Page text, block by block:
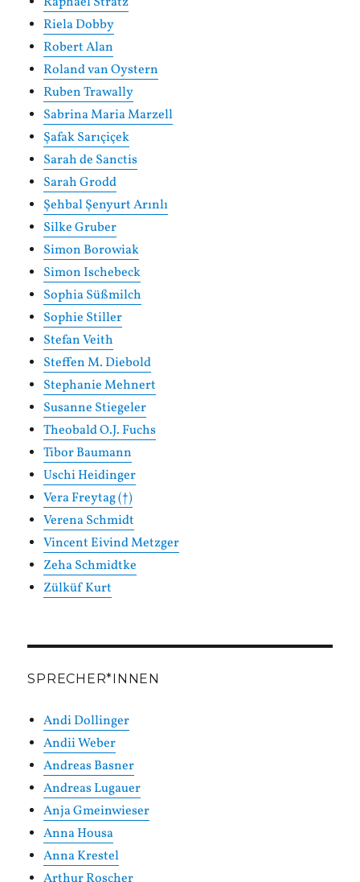
Riela Dobby
Robert Alan
Roland van Oystern
Ruben Trawally
Sabrina Maria Marzell
Şafak Sarıçiçek
Sarah de Sanctis
Sarah Grodd
Şehbal Şenyurt Arınlı
Silke Gruber
Simon Borowiak
Simon Ischebeck
Sophia Süßmilch
Sophie Stiller
Stefan Veith
Steffen M. Diebold
Stephanie Mehnert
Susanne Stiegeler
Theobald O.J. Fuchs
Tibor Baumann
Uschi Heidinger
Vera Freytag (†)
Verena Schmidt
Vincent Eivind Metzger
Zeha Schmidtke
Zülküf Kurt
SPRECHER*INNEN
Andi Dollinger
Andii Weber
Andreas Basner
Andreas Lugauer
Anja Gmeinwieser
Anna Housa
Anna Krestel